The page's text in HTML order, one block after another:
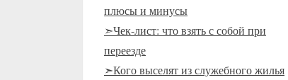
плюсы и минусы
➣Чек-лист: что взять с собой при
переезде
➣Кого выселят из служебного жилья